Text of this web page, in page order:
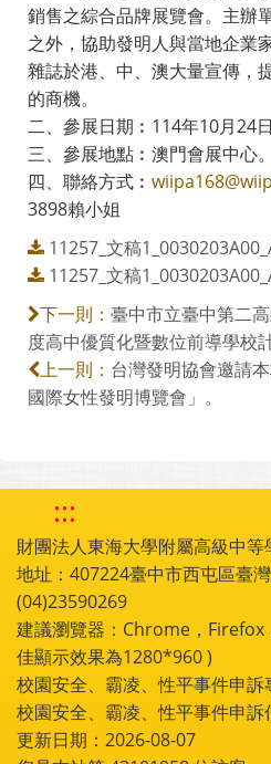
銷售之綜合品牌展覽會。主辦
之外，協助發明人與當地企業
雜誌於港、中、澳大量宣傳，
的商機。
二、參展日期︰114年10月24
三、參展地點︰澳門會展中心。
四、聯絡方式︰
3898賴小姐
11257_文稿
11257_文稿
下一則： 臺中市立臺中第二
度高中優質化暨數位前導學校
上一則： 台灣發明協會邀請
國際女性發明博覽會」。
:::
財團法人東海大學附屬高級中等
地址：407224臺中市西屯區臺
(04)23590269
建議瀏覽器：Chrome，Firefox
佳顯示效果為1280*960 )
校園安全、霸凌、性平事件申
校園安全、霸凌、性平事件申
更新日期：2026-08-07